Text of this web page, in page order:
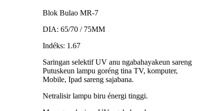
Blok Bulao MR-7
DIA: 65/70 / 75MM
Indéks: 1.67
Saringan selektif UV anu ngabahayakeun sareng
Putuskeun lampu goréng tina TV, komputer,
Mobile, Ipad sareng sajabana.
Netralisir lampu biru énergi tinggi.